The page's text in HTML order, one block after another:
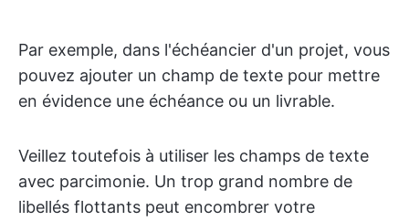
Par exemple, dans l'échéancier d'un projet, vous
pouvez ajouter un champ de texte pour mettre
en évidence une échéance ou un livrable.
Veillez toutefois à utiliser les champs de texte
avec parcimonie. Un trop grand nombre de
libellés flottants peut encombrer votre